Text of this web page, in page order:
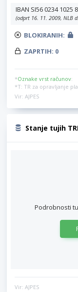
IBAN SI56 0234 1025
(odprt 16. 11. 2009, NLB
BLOKIRANIH:
ZAPRTIH: 0
*Oznake vrst računov:
*T: TR za opravljanje
Vir: AJPES
Stanje tujih
Podrobnosti
Vir: AJPES